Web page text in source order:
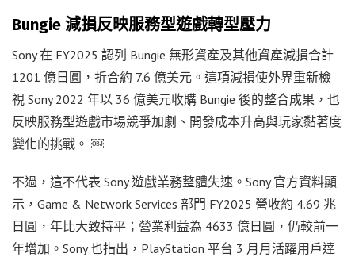
Bungie 減損反映服務型遊戲轉型壓力
Sony 在 FY2025 認列 Bungie 無形資產及其他資產減損合計
1201 億日圓，折合約 7.6 億美元。這項減損使外界重新檢
視 Sony 2022 年以 36 億美元收購 Bungie 後的整合成果，也
反映服務型遊戲市場競爭加劇、開發成本升高與玩家黏著度
變化的挑戰。 ￼
不過，這不代表 Sony 遊戲業務整體失速。Sony 官方資料顯
示，Game & Network Services 部門 FY2025 營收約 4.69 兆
日圓，年比大致持平；營業利益為 4633 億日圓，仍較前一
年增加。Sony 也指出，PlayStation 平台 3 月月活躍用戶達